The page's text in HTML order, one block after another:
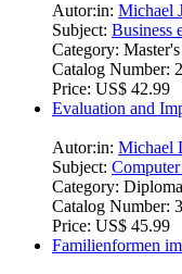
Autor:in: Michael
Subject: Business
Category:
Catalog Number:
Price: US$ 42.99
Evaluation and
Autor:in: Michael
Subject:
Category:
Catalog Number:
Price: US$ 45.99
Familienformen